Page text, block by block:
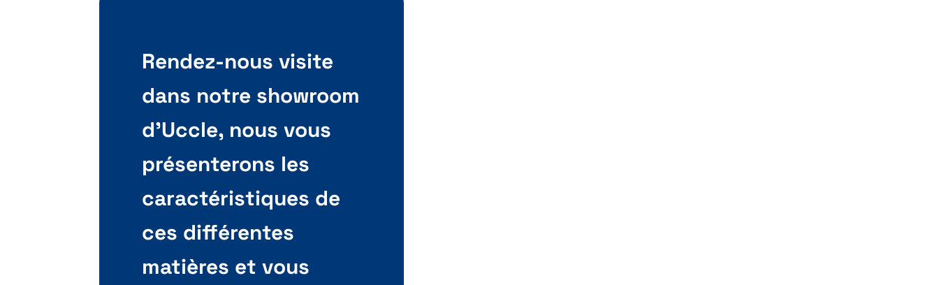
Rendez-nous visite
dans notre showroom
d'Uccle, nous vous
présenterons les
caractéristiques de
ces différentes
matières et vous